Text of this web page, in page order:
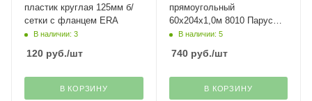
пластик круглая 125мм б/
сетки с фланцем ERA
В наличии: 3
120 руб./шт
В КОРЗИНУ
прямоугольный
60х204х1,0м 8010 Парус
плюсВ наличии: 5
740руб./шт
В КОРЗИНУ